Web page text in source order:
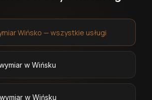
Wińsko — wszystkie usługi
w Wińsku
w Wińsku